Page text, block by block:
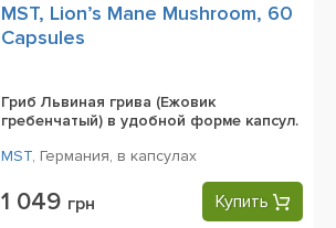
MST, Lion’s Mane Mushroom, 60
Capsules
Гриб Львиная грива (Ежовик
гребенчатый) в удобной форме капсул.
MST, Германия, в капсулах
1 049 грн Купить